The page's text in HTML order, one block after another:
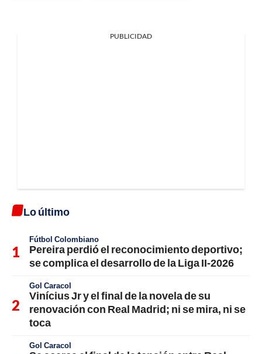
PUBLICIDAD
Lo último
Fútbol Colombiano
Pereira perdió el reconocimiento deportivo;
se complica el desarrollo de la Liga II-2026
Gol Caracol
Vinícius Jr y el final de la novela de su
renovación con Real Madrid; ni se mira, ni se
toca
Gol Caracol